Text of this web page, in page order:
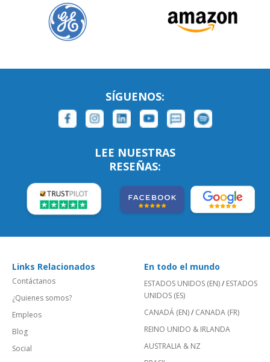
SÍGUENOS:
LEE NUESTRAS
RESEÑAS:
Links Relacionados
Contáctanos
¿Quienes somos?
Empleos
Blog
Social
En todo el mundo
ESTADOS UNIDOS (EN)/ ESTADOS
UNIDOS (ES)
CANADÁ (EN)/ CANADA (FR)
REINO UNIDO & IRLANDA
AUSTRALIA & NZ